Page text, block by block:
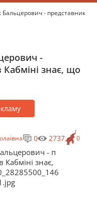
- представник
-
знає, що
0
0 2737